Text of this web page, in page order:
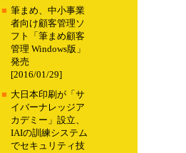
■ 筆まめ、中小事業
者向け顧客管理ソ
フト「筆まめ顧客
管理 Windows版」
発売
[2016/01/29]
■ 大日本印刷が「サ
イバーナレッジア
カデミー」設立、
IAIの訓練システム
でセキュリティ技